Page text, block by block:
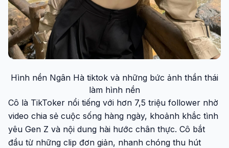
Hình nền Ngân Hà tiktok và những bức ảnh thần thái
làm hình nền
Cô là TikToker nổi tiếng với hơn 7,5 triệu follower nhờ
video chia sẻ cuộc sống hàng ngày, khoảnh khắc tình
yêu Gen Z và nội dung hài hước chân thực. Cô bắt
đầu từ những clip đơn giản, nhanh chóng thu hút